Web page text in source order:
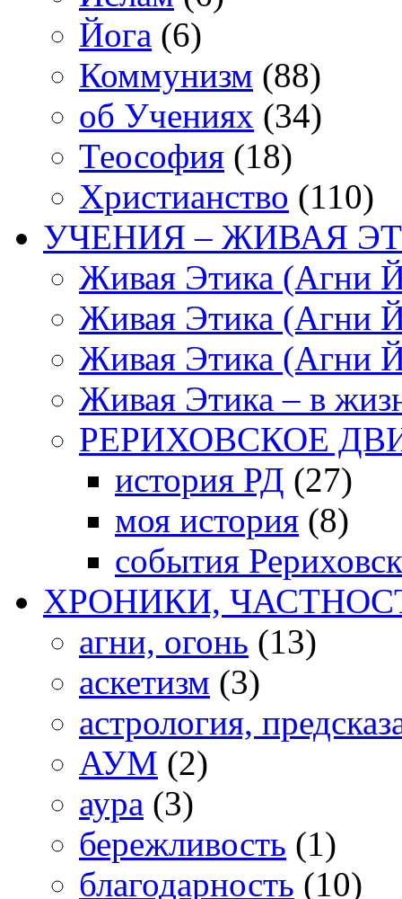
Йога (6)
Коммунизм (88)
об Учениях (34)
Теософия (18)
Христианство (110)
УЧЕНИЯ – ЖИВАЯ
Живая Этика (Агни
Живая Этика (Агни
Живая Этика (Агни
Живая Этика – в
РЕРИХОВСКОЕ
история РД (27)
моя история (8)
события
ХРОНИКИ,
агни, огонь (13)
аскетизм (3)
астрология,
АУМ (2)
аура (3)
бережливость (1)
благодарность (10)